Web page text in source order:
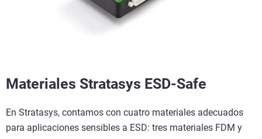
Materiales Stratasys ESD-Safe
En Stratasys, contamos con cuatro materiales adecuados
para aplicaciones sensibles a ESD: tres materiales FDM y